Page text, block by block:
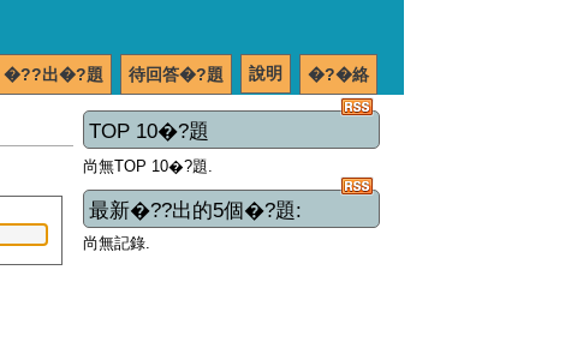
�?�絡
說明
待回答�?題
�??出�?題
TOP 10�?題
尚無TOP 10�?題.
最新�??出的5個�?題:
尚無記錄.